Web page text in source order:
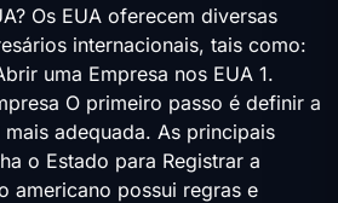
Os EUA oferecem diversas
internacionais, tais como:
uma Empresa nos EUA 1.
O primeiro passo é definir a
adequada. As principais
o Estado para Registrar a
americano possui regras e